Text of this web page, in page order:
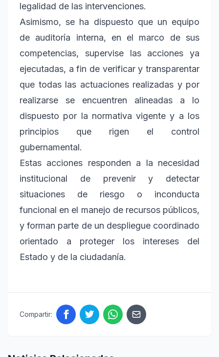
legalidad de las intervenciones.
Asimismo, se ha dispuesto que un equipo
de auditoría interna, en el marco de sus
competencias, supervise las acciones ya
ejecutadas, a fin de verificar y transparentar
que todas las actuaciones realizadas y por
realizarse se encuentren alineadas a lo
dispuesto por la normativa vigente y a los
principios que rigen el control
gubernamental.
Estas acciones responden a la necesidad
institucional de prevenir y detectar
situaciones de riesgo o inconducta
funcional en el manejo de recursos públicos,
y forman parte de un despliegue coordinado
orientado a proteger los intereses del
Estado y de la ciudadanía.
Compartir: